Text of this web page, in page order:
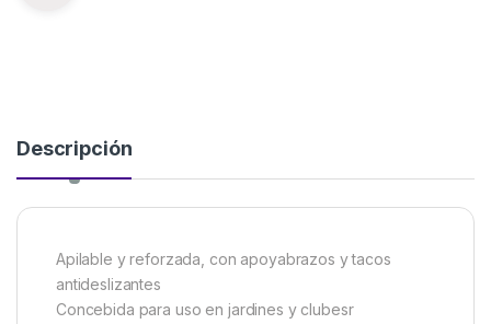
Descripción
Apilable y reforzada, con apoyabrazos y tacos
antideslizantes
Concebida para uso en jardines y clubesr